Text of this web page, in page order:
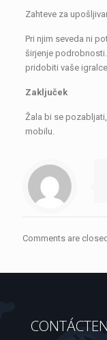
Zahteve za
Pri njim seveda ni
širjenje
pridobiti vaše
Zaključek
Žala bi se
mobilu.
Comments are